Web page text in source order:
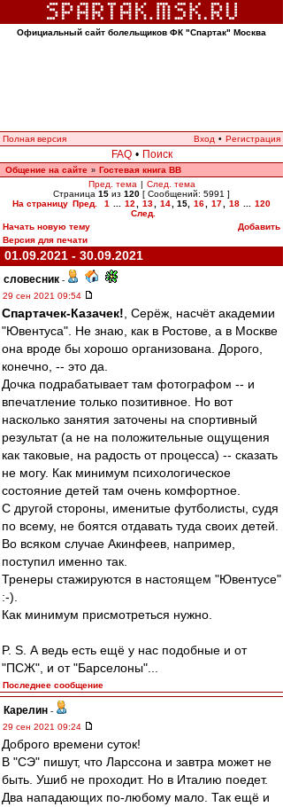
Официальный сайт болельщиков ФК "Спартак" Москва
Полная версия Вход • Регистрация
FAQ • Поиск
Общение на сайте » Гостевая книга ВВ
Пред. тема | След. тема
Страница 15 из 120 [ Сообщений: 5991 ]
На страницу Пред. 1 12 13 14 15 16 17 18
120
След.
Начать новую тему
Добавить
Версия для печати
01.09.2021 - 30.09.2021
словесник -
29 сен 2021 09:54
Спартачек-Казачек! , Серёж, насчёт академии
"Ювентуса". Не знаю, как в Ростове, а в Москве
она вроде бы хорошо организована. Дорого,
конечно, -- это да.
Дочка подрабатывает там фотографом -- и
впечатление только позитивное. Но вот
насколько занятия заточены на спортивный
результат (а не на положительные ощущения
как таковые, на радость от процесса) -- сказать
не могу. Как минимум психологическое
состояние детей там очень комфортное.
С другой стороны, именитые футболисты, судя
по всему, не боятся отдавать туда своих детей.
Во всяком случае Акинфеев, например,
поступил именно так.
Тренеры стажируются в настоящем "Ювентусе"
:-).
Как минимум присмотреться нужно.
P. S. А ведь есть ещё у нас подобные и от
"ПСЖ", и от "Барселоны"...
Последнее сообщение
Карелин -
29 сен 2021 09:24
Доброго времени суток!
В "СЭ" пишут, что Ларссона и завтра может не
быть. Ушиб не проходит. Но в Италию поедет.
Два нападающих по-любому мало. Так ещё и